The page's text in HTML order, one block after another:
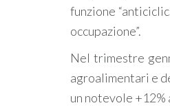
funzione
occupazione”.
Nel trimestre
agroalimentari e
un notevole +12%